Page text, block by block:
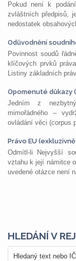
Pokud není k
zvláštních předpisů,
nedostatek
Odůvodnění
Povinnost soudů
klíčových prvků
Listiny základních
Opomenuté důkazy
Jedním z
mimořádného –
ovládání věci (corpus
Právo EU
Odmítl-li Nejvyšší
vztahu k její námitce
uvedené otázce není
HLEDÁNÍ V